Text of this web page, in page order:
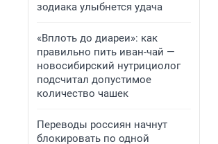
зодиака улыбнется удача
«Вплоть до диареи»: как
правильно пить иван-чай —
новосибирский нутрициолог
подсчитал допустимое
количество чашек
Переводы россиян начнут
блокировать по одной